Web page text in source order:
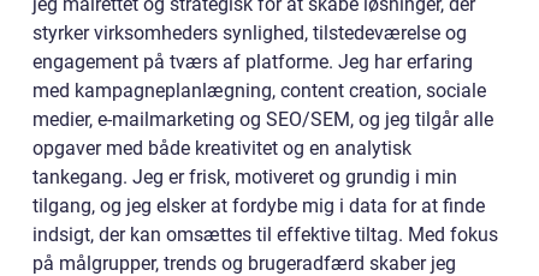
styrker virksomheders synlighed, tilstedeværelse og
engagement på tværs af platforme. Jeg har erfaring
med kampagneplanlægning, content creation, sociale
medier, e-mailmarketing og SEO/SEM, og jeg tilgår alle
opgaver med både kreativitet og en analytisk
tankegang. Jeg er frisk, motiveret og grundig i min
tilgang, og jeg elsker at fordybe mig i data for at finde
indsigt, der kan omsættes til effektive tiltag. Med fokus
på målgrupper, trends og brugeradfærd skaber jeg